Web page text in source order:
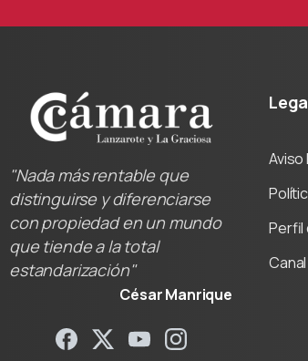
"Nada más rentable que
distinguirse y diferenciarse
con propiedad en un mundo
que tiende a la total
estandarización"
César Manrique
Aviso
Perfil